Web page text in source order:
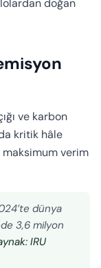
doğan
ve karbon
kritik hâle
verim
dünya
3,6 milyon
IRU